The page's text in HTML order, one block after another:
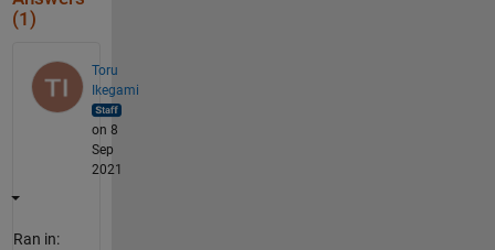
(1)
Toru
Ikegami
on 8
Sep
2021
Ran in: